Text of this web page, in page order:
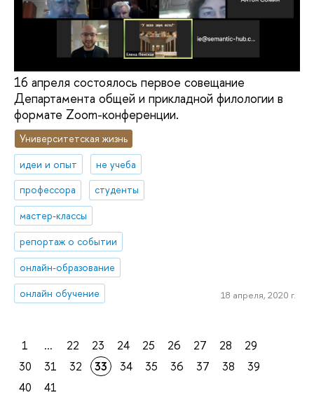
16 апреля состоялось первое совещание
Департамента общей и прикладной филологии в
формате Zoom-конференции.
Университетская жизнь
идеи и опыт
не учеба
профессора
студенты
мастер-классы
репортаж о событии
онлайн-образование
онлайн обучение
18 апреля, 2020 г.
1 ... 22 23 24 25 26 27 28
29
30
31 32 33 34 35 36 37 38
39
40
41